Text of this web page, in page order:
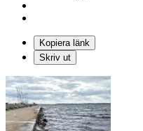
Kopiera länk
Skriv ut